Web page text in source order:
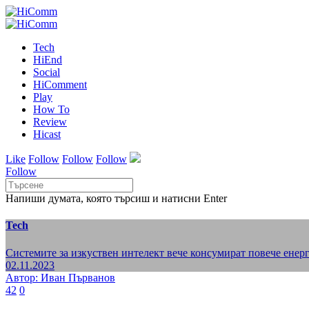
Tech
HiEnd
Social
HiComment
Play
How To
Review
Hicast
Like Follow Follow Follow
Follow
Напиши думата, която търсиш и натисни Enter
Tech
Системите за изкуствен интелект вече консумират повече
02.11.2023
Автор: Иван Първанов
42 0